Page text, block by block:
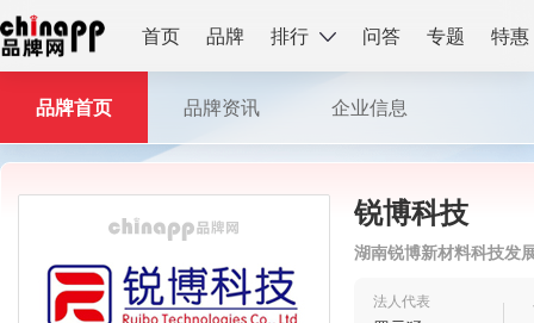
首页 品牌 排行 问答 专题 特惠
锐博科技
湖南锐博新材料科技发
法人代表
品牌首页 品牌资讯 企业信息